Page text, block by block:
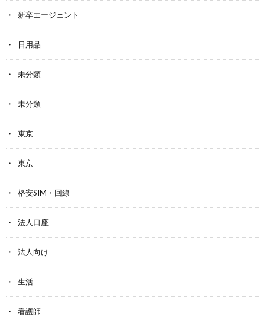
新卒エージェント
日用品
未分類
未分類
東京
東京
格安SIM・回線
法人口座
法人向け
生活
看護師